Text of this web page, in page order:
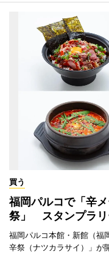
買う
福岡パルコで「辛
祭」 スタンプラリ
福岡パルコ本館・新館（福
辛祭（ナツカラサイ）」が